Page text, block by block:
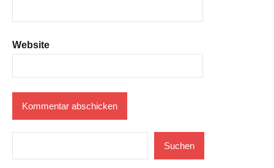
Website
Suchen